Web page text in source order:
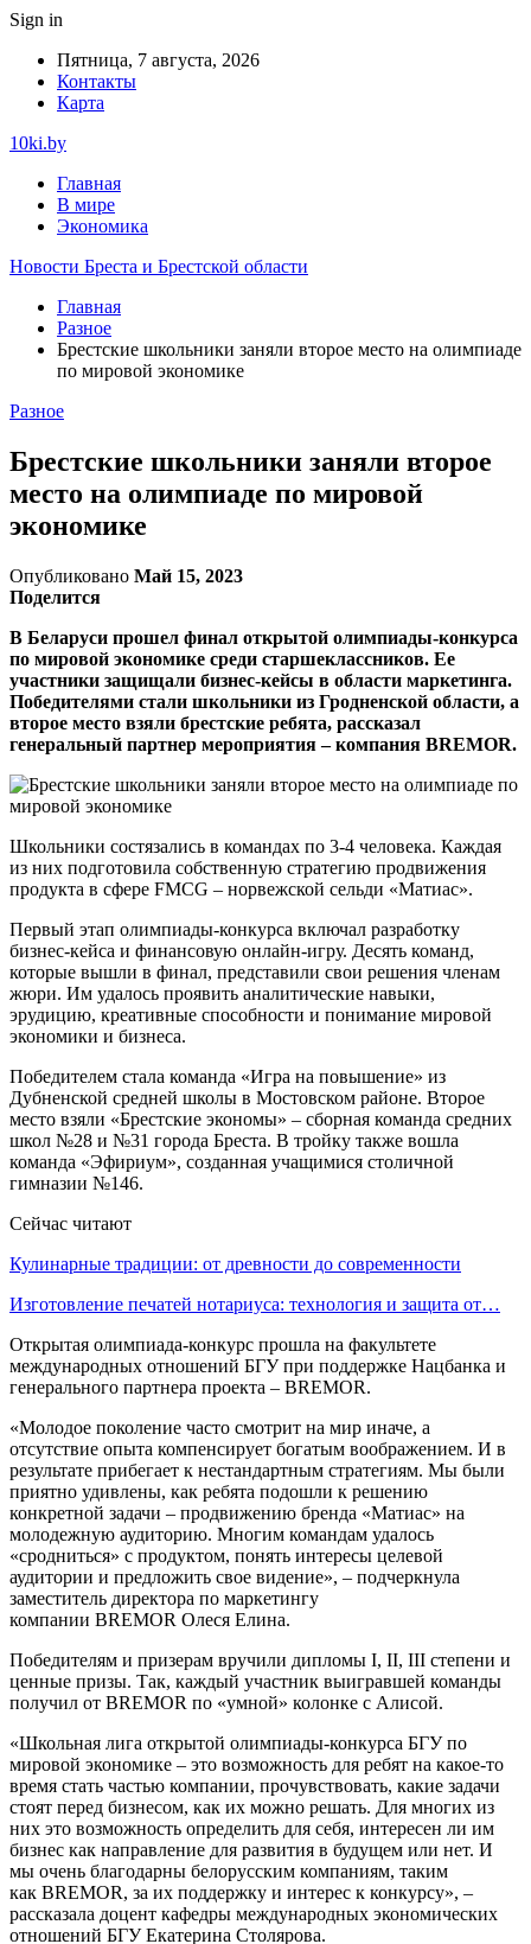
Sign in
Пятница, 7 августа, 2026
Контакты
Карта
10ki.by
Главная
В мире
Экономика
Новости Бреста и Брестской области
Главная
Разное
Брестские школьники заняли второе место на олимпиаде
по мировой экономике
Разное
Брестские школьники заняли второе
место на олимпиаде по мировой
экономике
Опубликовано Май 15, 2023
Поделится
В Беларуси прошел финал открытой олимпиады-конкурса
по мировой экономике среди старшеклассников. Ее
участники защищали бизнес-кейсы в области маркетинга.
Победителями стали школьники из Гродненской области, а
второе место взяли брестские ребята, рассказал
генеральный партнер мероприятия – компания BREMOR.
Школьники состязались в командах по 3-4 человека. Каждая
из них подготовила собственную стратегию продвижения
продукта в сфере FMCG – норвежской сельди «Матиас».
Первый этап олимпиады-конкурса включал разработку
бизнес-кейса и финансовую онлайн-игру. Десять команд,
которые вышли в финал, представили свои решения членам
жюри. Им удалось проявить аналитические навыки,
эрудицию, креативные способности и понимание мировой
экономики и бизнеса.
Победителем стала команда «Игра на повышение» из
Дубненской средней школы в Мостовском районе. Второе
место взяли «Брестские экономы» – сборная команда средних
школ №28 и №31 города Бреста. В тройку также вошла
команда «Эфириум», созданная учащимися столичной
гимназии №146.
Сейчас читают
Кулинарные традиции: от древности до современности
Изготовление печатей нотариуса: технология и защита от…
Открытая олимпиада-конкурс прошла на факультете
международных отношений БГУ при поддержке Нацбанка и
генерального партнера проекта – BREMOR.
«Молодое поколение часто смотрит на мир иначе, а
отсутствие опыта компенсирует богатым воображением. И в
результате прибегает к нестандартным стратегиям. Мы были
приятно удивлены, как ребята подошли к решению
конкретной задачи – продвижению бренда «Матиас» на
молодежную аудиторию. Многим командам удалось
«сродниться» с продуктом, понять интересы целевой
аудитории и предложить свое видение», – подчеркнула
заместитель директора по маркетингу
компании BREMOR Олеся Елина.
Победителям и призерам вручили дипломы I, II, III степени и
ценные призы. Так, каждый участник выигравшей команды
получил от BREMOR по «умной» колонке с Алисой.
«Школьная лига открытой олимпиады-конкурса БГУ по
мировой экономике – это возможность для ребят на какое-то
время стать частью компании, прочувствовать, какие задачи
стоят перед бизнесом, как их можно решать. Для многих из
них это возможность определить для себя, интересен ли им
бизнес как направление для развития в будущем или нет. И
мы очень благодарны белорусским компаниям, таким
как BREMOR, за их поддержку и интерес к конкурсу», –
рассказала доцент кафедры международных экономических
отношений БГУ Екатерина Столярова.